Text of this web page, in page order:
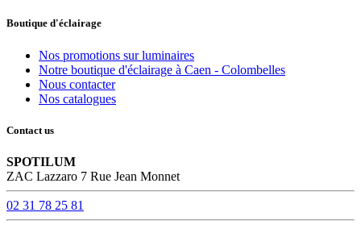
Boutique d'éclairage
Nos promotions sur luminaires
Notre boutique d'éclairage à Caen - Colombelles
Nous contacter
Nos catalogues
Contact us
SPOTILUM
ZAC Lazzaro 7 Rue Jean Monnet
02 31 78 25 81